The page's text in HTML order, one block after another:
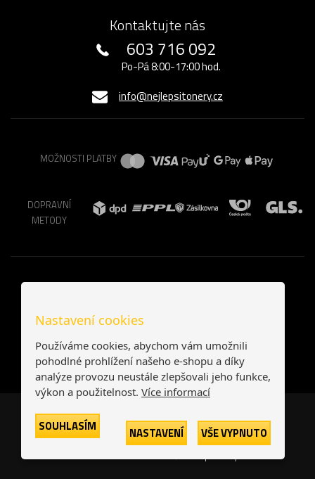
Kontaktujte nás
603 716 092
Po-Pá 8:00-17:00 hod.
info@nejlepsitonery.cz
MOŽNOSTI PLATBY
DOPRAVNÍ
METODY
Česká republika Slovensko
© 2026
-
Printonia s.r.o.
-
Všechna práva vyhrazena
Nastavení cookies
Používáme cookies, abychom vám umožnili
pohodlné prohlížení našeho e-shopu a díky
analýze provozu neustále zlepšovali jeho funkce,
výkon a použitelnost. Více informací
SOUHLASÍM NASTAVENÍ VŠE VYPNUTO